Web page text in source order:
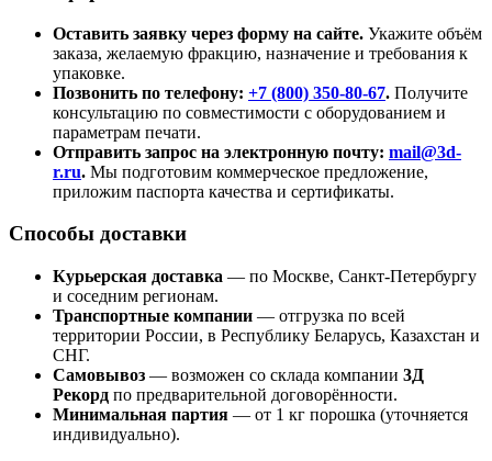
Оставить заявку через форму на сайте. Укажите объём
заказа, желаемую фракцию, назначение и требования к
упаковке.
Позвонить по телефону: +7 (800) 350-80-67. Получите
консультацию по совместимости с оборудованием и
параметрам печати.
Отправить запрос на электронную почту: mail@3d-
r.ru. Мы подготовим коммерческое предложение,
приложим паспорта качества и сертификаты.
Способы доставки
Курьерская доставка — по Москве, Санкт-Петербургу
и соседним регионам.
Транспортные компании — отгрузка по всей
территории России, в Республику Беларусь, Казахстан и
СНГ.
Самовывоз — возможен со склада компании 3Д
Рекорд по предварительной договорённости.
Минимальная партия — от 1 кг порошка (уточняется
индивидуально).